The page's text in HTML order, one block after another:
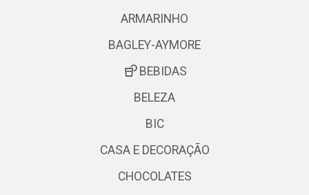
ARMARINHO
BAGLEY-AYMORE
BEBIDAS
BELEZA
BIC
CASA E DECORAÇÃO
CHOCOLATES